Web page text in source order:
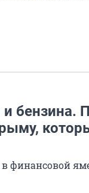
бензина.
финансовой